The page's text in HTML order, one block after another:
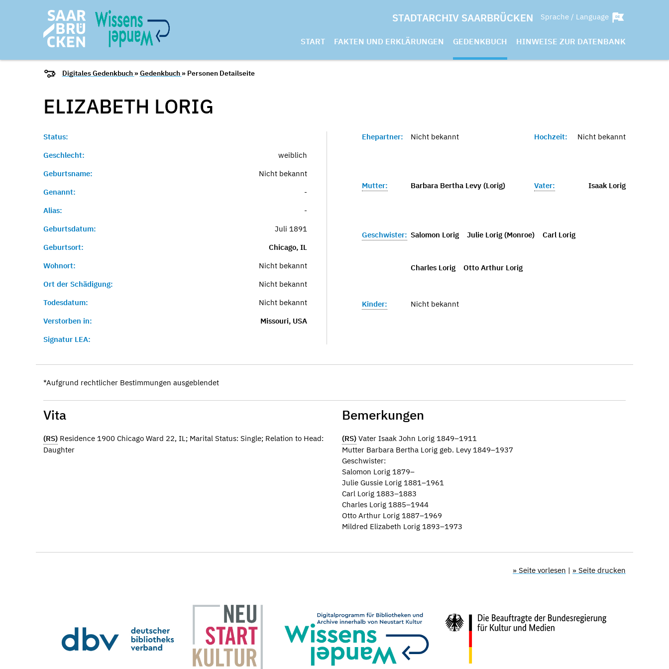
STADTARCHIV SAARBRÜCKEN Sprache / Language
START FAKTEN UND ERKLÄRUNGEN GEDENKBUCH HINWEISE ZUR DATENBANK
Digitales Gedenkbuch »Gedenkbuch » Personen Detailseite
ELIZABETH LORIG
Status:
Geschlecht:
weiblich
Geburtsname:
Nicht bekannt
Genannt:
-
Alias:
-
Geburtsdatum:
Juli 1891
Geburtsort:
Chicago, IL
Wohnort:
Nicht bekannt
Ort der Schädigung:
Nicht bekannt
Todesdatum:
Nicht bekannt
Verstorben in:
Missouri, USA
Signatur LEA:
Ehepartner: Nicht bekannt Hochzeit: Nicht bekannt
Mutter: Barbara Bertha Levy (Lorig) Vater: Isaak Lorig
Geschwister: Salomon Lorig Julie Lorig (Monroe) Carl Lorig
Charles Lorig Otto Arthur Lorig
Kinder: Nicht bekannt
*Aufgrund rechtlicher Bestimmungen ausgeblendet
Vita
(RS) Residence 1900 Chicago Ward 22, IL; Marital Status: Single; Relation to Head:
Daughter
Bemerkungen
(RS) Vater Isaak John Lorig 1849–1911
Mutter Barbara Bertha Lorig geb. Levy 1849–1937
Geschwister:
Salomon Lorig 1879–
Julie Gussie Lorig 1881–1961
Carl Lorig 1883–1883
Charles Lorig 1885–1944
Otto Arthur Lorig 1887–1969
Mildred Elizabeth Lorig 1893–1973
» Seite vorlesen | » Seite drucken